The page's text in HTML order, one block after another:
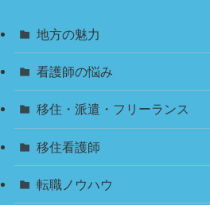
地方の魅力
看護師の悩み
移住・派遣・フリーランス
移住看護師
転職ノウハウ